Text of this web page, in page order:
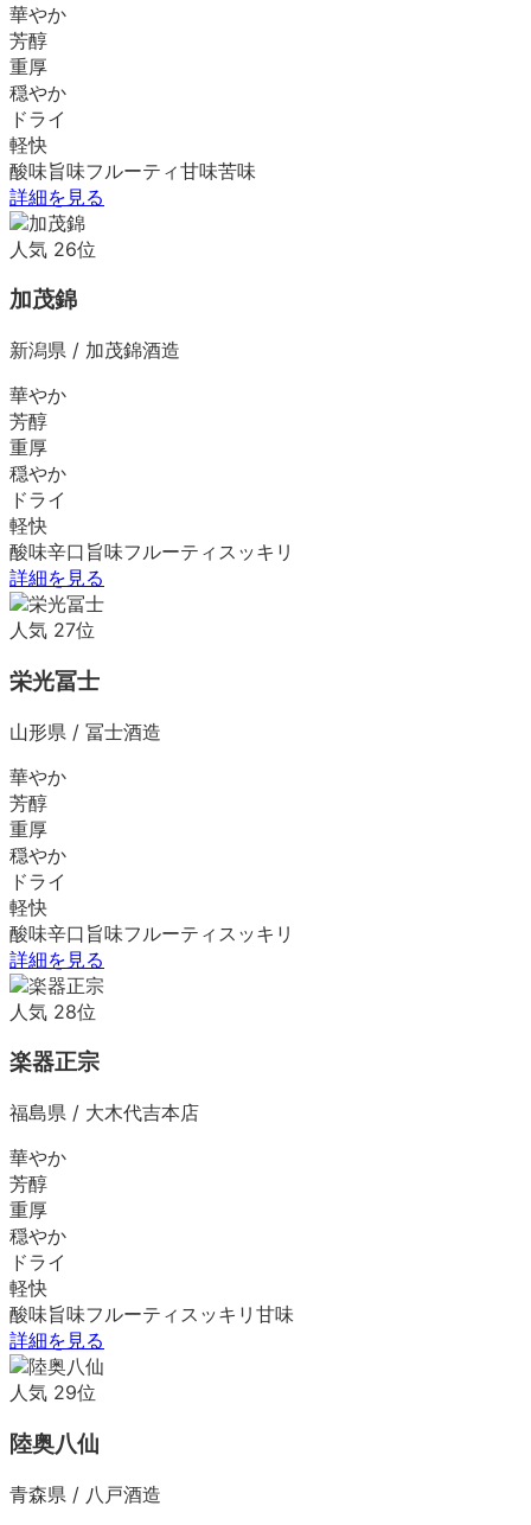
華やか
芳醇
重厚
穏やか
ドライ
軽快
酸味旨味フルーティ甘味苦味
詳細を見る
人気 26位
加茂錦
新潟県 / 加茂錦酒造
華やか
芳醇
重厚
穏やか
ドライ
軽快
酸味辛口 旨味フルーティ スッキリ
詳細を見る
人気 27位
栄光冨士
山形県 / 冨士酒造
華やか
芳醇
重厚
穏やか
ドライ
軽快
酸味辛口 旨味フルーティ スッキリ
詳細を見る
人気 28位
楽器正宗
福島県 / 大木代吉本店
華やか
芳醇
重厚
穏やか
ドライ
軽快
酸味旨味フルーティ スッキリ 甘味
詳細を見る
人気 29位
陸奥八仙
青森県 / 八戸酒造